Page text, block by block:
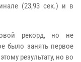
(23,93 сек.) и в
рекорд, но не
было занять первое
результату, но во